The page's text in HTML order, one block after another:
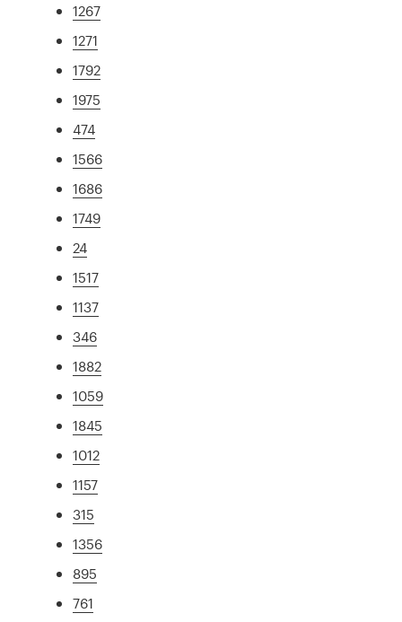
1267
1271
1792
1975
474
1566
1686
1749
24
1517
1137
346
1882
1059
1845
1012
1157
315
1356
895
761